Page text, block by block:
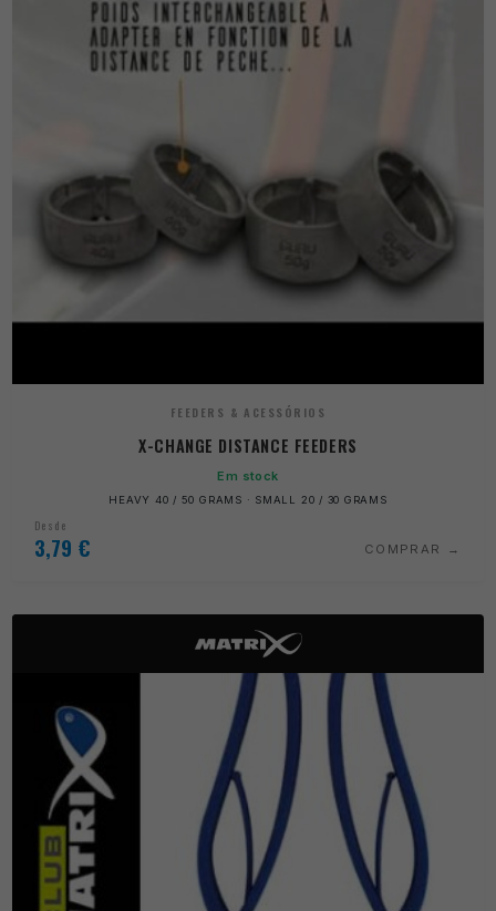
FEEDERS & ACESSÓRIOS
X-CHANGE DISTANCE FEEDERS
Em stock
HEAVY 40 / 50 GRAMS · SMALL 20 / 30 GRAMS
Desde
3,79 € COMPRAR